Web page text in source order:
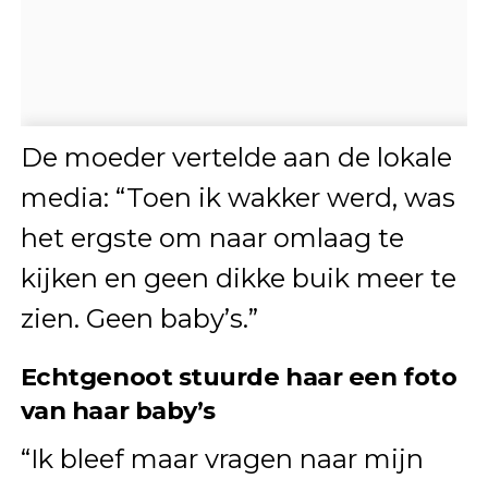
De moeder vertelde aan de lokale
media: “Toen ik wakker werd, was
het ergste om naar omlaag te
kijken en geen dikke buik meer te
zien. Geen baby’s.”
Echtgenoot stuurde haar een foto
van haar baby’s
“Ik bleef maar vragen naar mijn